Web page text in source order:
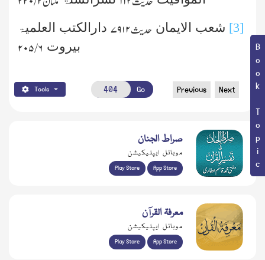
Book Topic
[3] شعب الایمان حدیث۷۹۱۲ دارالکتب العلمیۃ
بیروت ۶ /۲۰۵
Tools Go Previous Next
صراط الجنان
موبائل ایپلیکیشن
Play Store App Store
معرفۃ القرآن
موبائل ایپلیکیشن
Play Store App Store